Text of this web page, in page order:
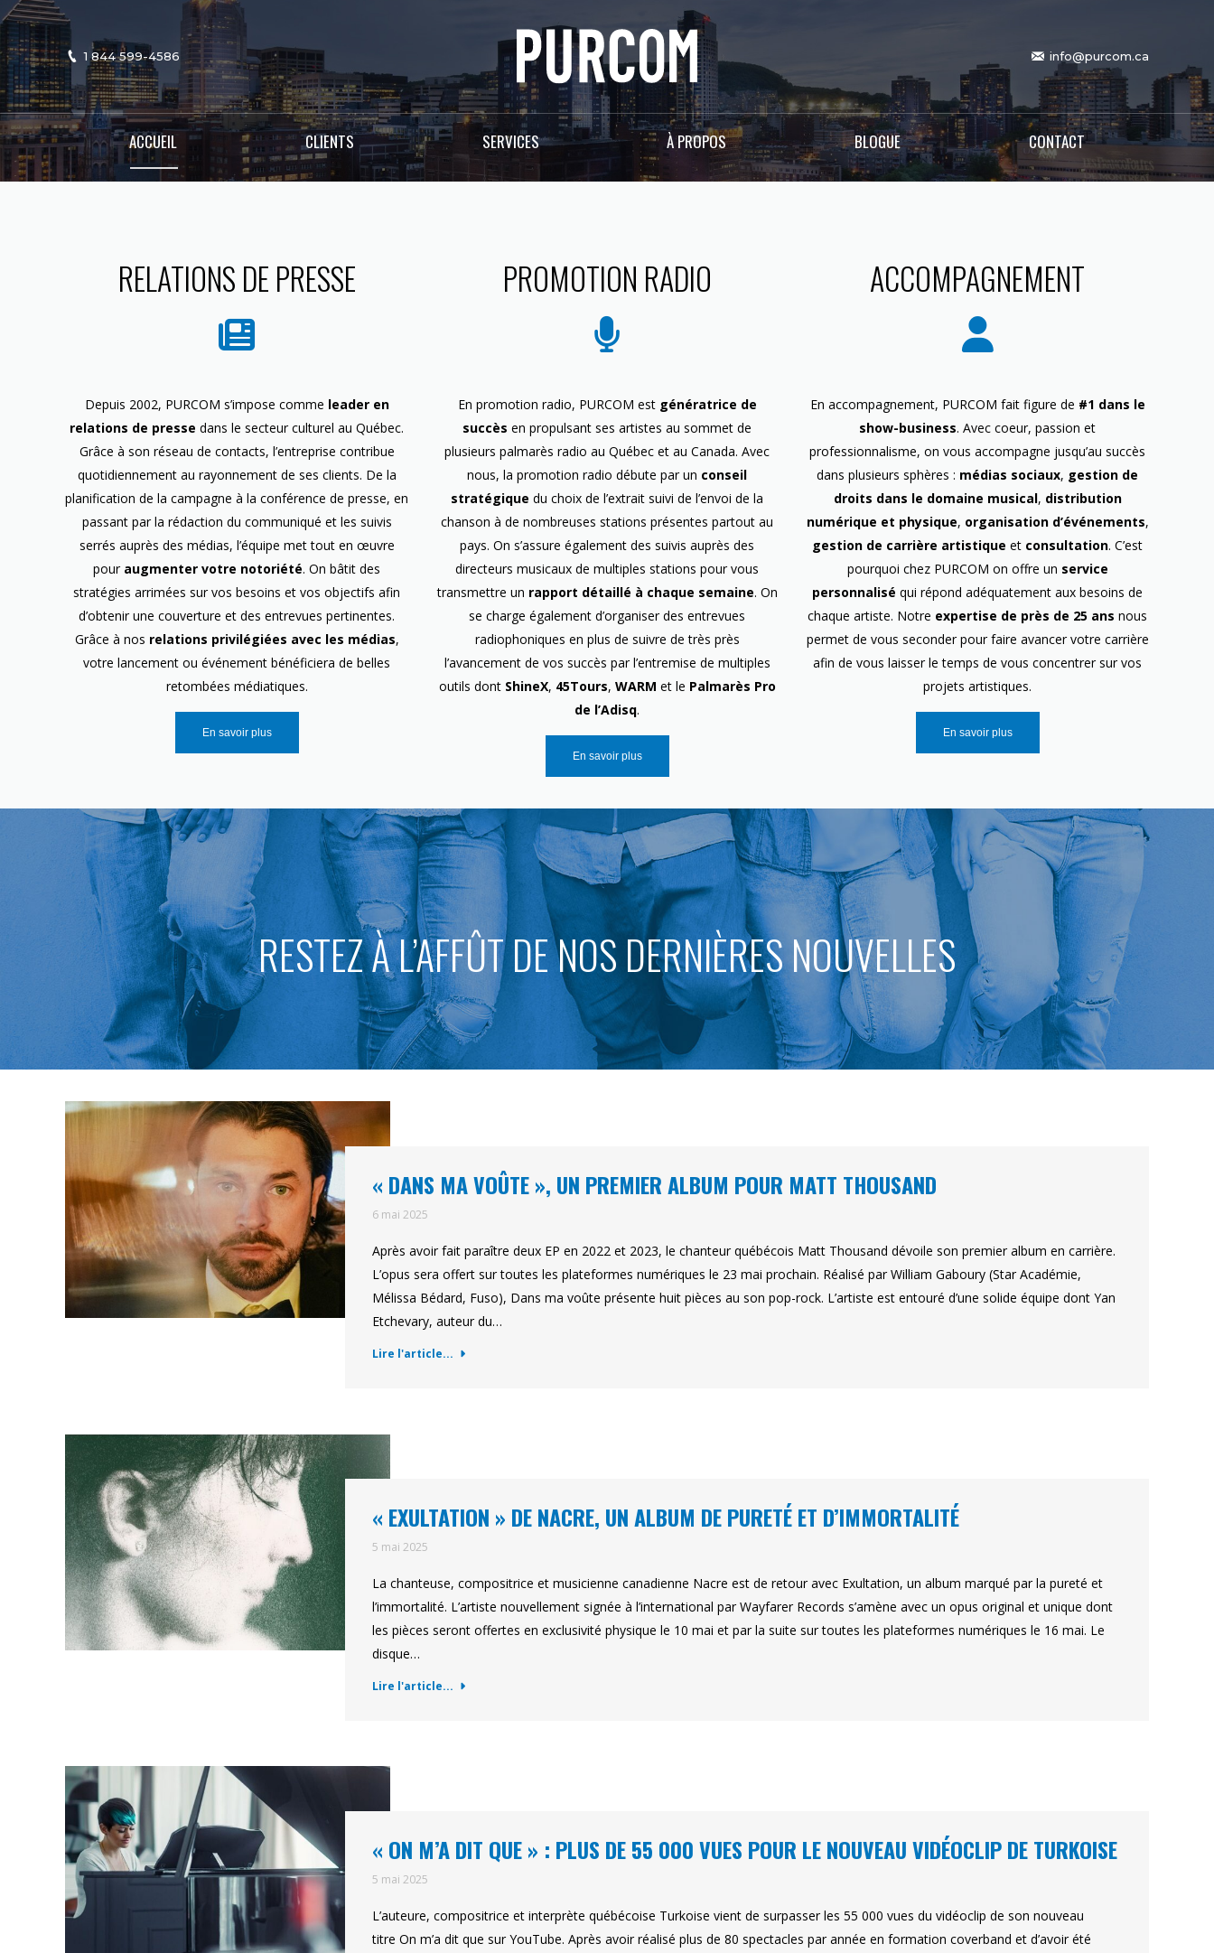
1 844 599-4586 info@purcom.ca
ACCUEIL CLIENTS SERVICES À PROPOS BLOGUE CONTACT
RELATIONS DE PRESSE
Depuis 2002, PURCOM s’impose comme leader en
relations de presse dans le secteur culturel au Québec.
Grâce à son réseau de contacts, l’entreprise contribue
quotidiennement au rayonnement de ses clients. De la
planification de la campagne à la conférence de presse, en
passant par la rédaction du communiqué et les suivis
serrés auprès des médias, l’équipe met tout en œuvre
pour augmenter votre notoriété. On bâtit des
stratégies arrimées sur vos besoins et vos objectifs afin
d’obtenir une couverture et des entrevues pertinentes.
Grâce à nos relations privilégiées avec les médias,
votre lancement ou événement bénéficiera de belles
retombées médiatiques.
En savoir plus
PROMOTION RADIO
En promotion radio, PURCOM est génératrice de
succès en propulsant ses artistes au sommet de
plusieurs palmarès radio au Québec et au Canada. Avec
nous, la promotion radio débute par un conseil
stratégique du choix de l’extrait suivi de l’envoi de la
chanson à de nombreuses stations présentes partout au
pays. On s’assure également des suivis auprès des
directeurs musicaux de multiples stations pour vous
transmettre un rapport détaillé à chaque semaine. On
se charge également d’organiser des entrevues
radiophoniques en plus de suivre de très près
l’avancement de vos succès par l’entremise de multiples
outils dont ShineX, 45Tours, WARM et le Palmarès Pro
de l’Adisq.
En savoir plus
ACCOMPAGNEMENT
En accompagnement, PURCOM fait figure de #1 dans le
show-business. Avec coeur, passion et
professionnalisme, on vous accompagne jusqu’au succès
dans plusieurs sphères : médias sociaux, gestion de
droits dans le domaine musical, distribution
numérique et physique, organisation d’événements,
gestion de carrière artistique et consultation. C’est
pourquoi chez PURCOM on offre un service
personnalisé qui répond adéquatement aux besoins de
chaque artiste. Notre expertise de près de 25 ans nous
permet de vous seconder pour faire avancer votre carrière
afin de vous laisser le temps de vous concentrer sur vos
projets artistiques.
En savoir plus
RESTEZ À L’AFFÛT DE NOS DERNIÈRES NOUVELLES
« DANS MA VOÛTE », UN PREMIER ALBUM POUR MATT THOUSAND
6 mai 2025
Après avoir fait paraître deux EP en 2022 et 2023, le chanteur québécois Matt Thousand dévoile son premier album en carrière.
L’opus sera offert sur toutes les plateformes numériques le 23 mai prochain. Réalisé par William Gaboury (Star Académie,
Mélissa Bédard, Fuso), Dans ma voûte présente huit pièces au son pop-rock. L’artiste est entouré d’une solide équipe dont Yan
Etchevary, auteur du…
Lire l'article...
« EXULTATION » DE NACRE, UN ALBUM DE PURETÉ ET D’IMMORTALITÉ
5 mai 2025
La chanteuse, compositrice et musicienne canadienne Nacre est de retour avec Exultation, un album marqué par la pureté et
l’immortalité. L’artiste nouvellement signée à l’international par Wayfarer Records s’amène avec un opus original et unique dont
les pièces seront offertes en exclusivité physique le 10 mai et par la suite sur toutes les plateformes numériques le 16 mai. Le
disque…
Lire l'article...
« ON M’A DIT QUE » : PLUS DE 55 000 VUES POUR LE NOUVEAU VIDÉOCLIP DE TURKOISE
5 mai 2025
L’auteure, compositrice et interprète québécoise Turkoise vient de surpasser les 55 000 vues du vidéoclip de son nouveau
titre On m’a dit que sur YouTube. Après avoir réalisé plus de 80 spectacles par année en formation coverband et d’avoir été